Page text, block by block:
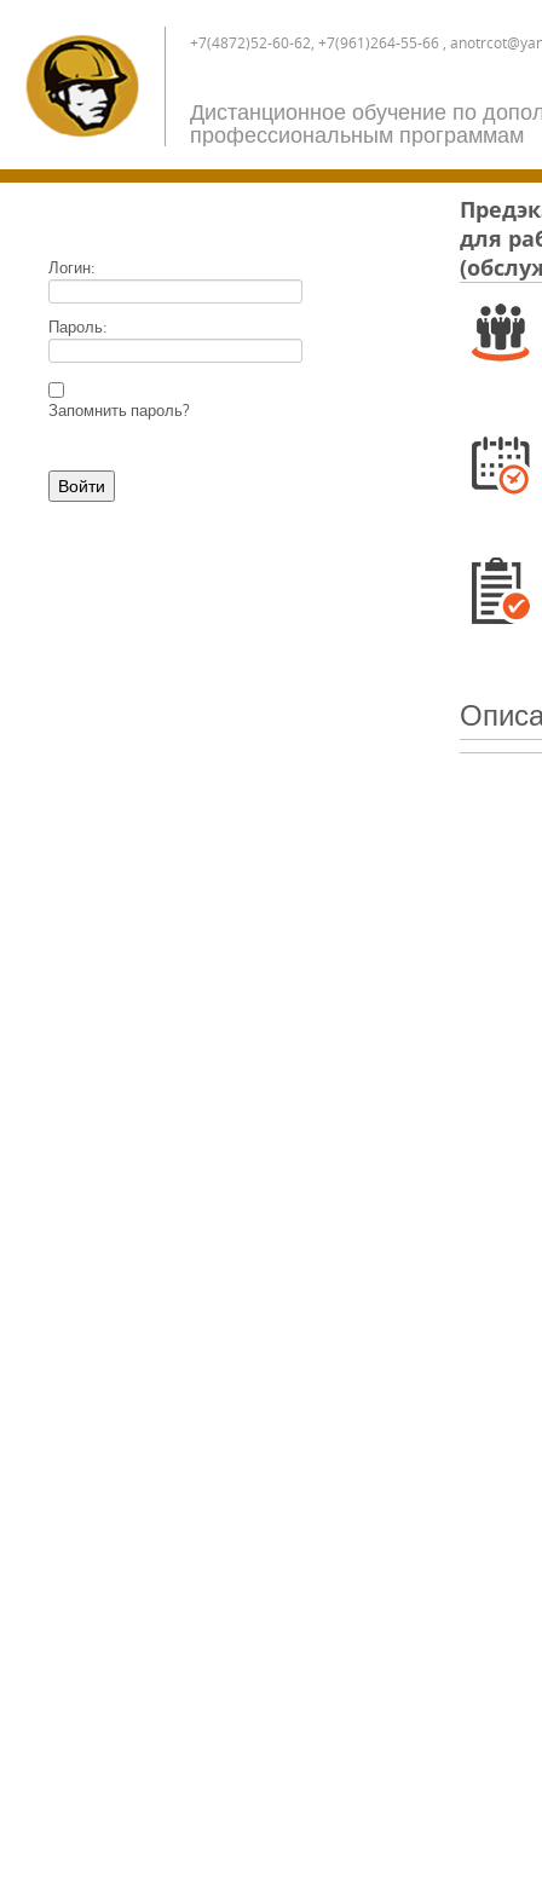
+7(4872)52-60-62, +7(961)264-55-66 ,
Дистанционное обучение по
профессиональным программам
Логин:
Пароль:
Запомнить пароль?
для